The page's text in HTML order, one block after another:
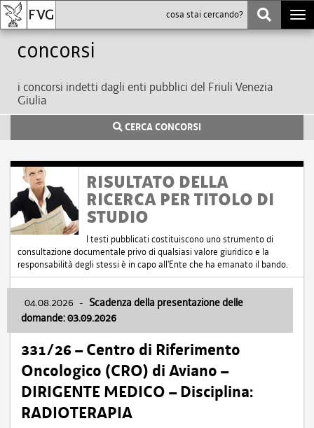
Concorsi
i concorsi indetti dagli enti pubblici del Friuli Venezia
Giulia
CERCA CONCORSI
RISULTATO DELLA
RICERCA PER TITOLO DI
STUDIO
I testi pubblicati costituiscono uno strumento di
consultazione documentale privo di qualsiasi valore giuridico e la
responsabilità degli stessi è in capo all'Ente che ha emanato il bando.
04.08.2026 - Scadenza della presentazione delle
domande: 03.09.2026
331/26 – Centro di Riferimento
Oncologico (CRO) di Aviano –
DIRIGENTE MEDICO – Disciplina:
RADIOTERAPIA